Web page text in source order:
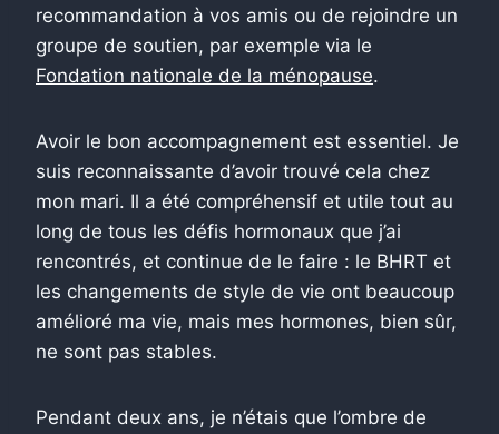
recommandation à vos amis ou de rejoindre un
groupe de soutien, par exemple via le
Fondation nationale de la ménopause.
Avoir le bon accompagnement est essentiel. Je
suis reconnaissante d’avoir trouvé cela chez
mon mari. Il a été compréhensif et utile tout au
long de tous les défis hormonaux que j’ai
rencontrés, et continue de le faire : le BHRT et
les changements de style de vie ont beaucoup
amélioré ma vie, mais mes hormones, bien sûr,
ne sont pas stables.
Pendant deux ans, je n’étais que l’ombre de